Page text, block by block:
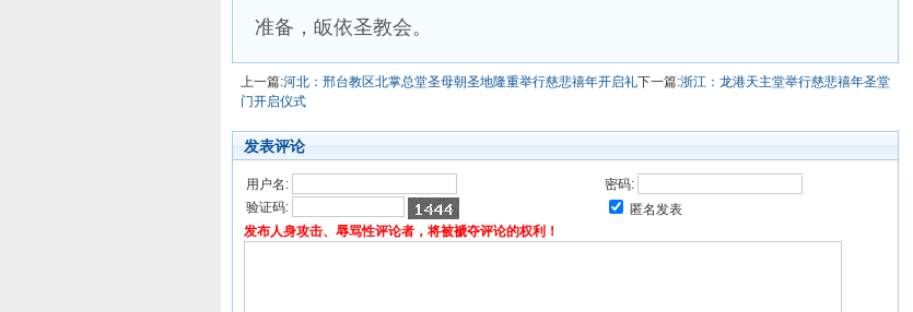
准备，皈依圣教会。
上一篇:河北：邢台教区北掌总堂圣母朝圣地隆重举行慈悲禧年开启礼下一篇:浙江：龙港天主堂举行慈悲禧年圣堂
门开启仪式
发表评论
用户名:
密码:
验证码:
匿名发表
发布人身攻击、辱骂性评论者，将被褫夺评论的权利！